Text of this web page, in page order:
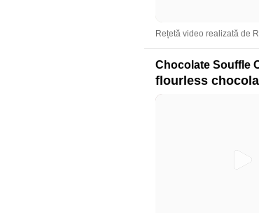
Rețetă video realizată de
Chocolate Souffle
flourless